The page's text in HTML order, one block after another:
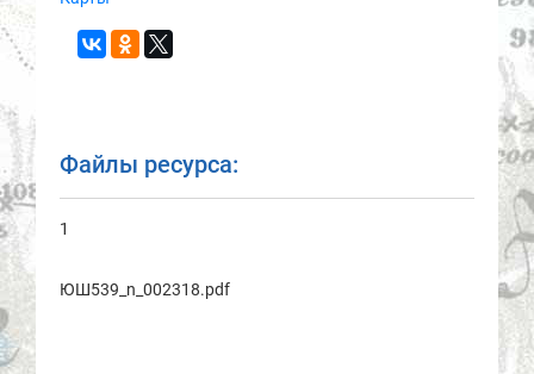
Файлы ресурса:
1
ЮШ539_n_002318.pdf